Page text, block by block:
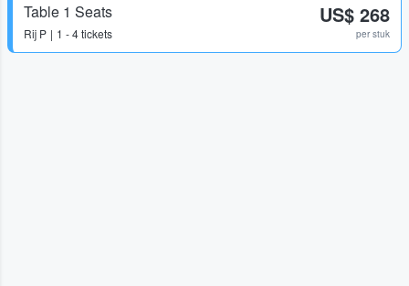
Table 1 Seats
Rij P 1 - 4 tickets
US$ 268
per stuk